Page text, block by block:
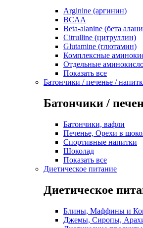
Arginine (аргинин)
BCAA
Beta-alanine (бета
Citrulline (цитруллин)
Glutamine (глютамин)
Комплексные
Отдельные
Показать все
Батончики / печенье /
Батончики /
Батончики, вафли
Печенье, Орехи в
Спортивные напитки
Шоколад
Показать все
Диетическое питание
Диетическое
Блины, Маффины и
Джемы, Сиропы,